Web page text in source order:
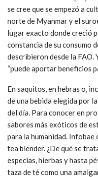
se cree que se empezó a
norte de Myanmar y el
lugar exacto donde creció
constancia de su consumo
describieron desde la FAO.
“puede aportar beneficios
En saquitos, en hebras o,
de una bebida elegida por
del día. Para conocer en
sabores más exóticos de
para la humanidad.
tea blender. ¿De qué se
especias, hierbas y hasta
taza de té como una